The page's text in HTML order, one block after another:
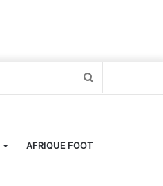
AFRIQUE FOOT